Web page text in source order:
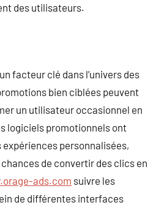
des utilisateurs.
facteur clé dans l’univers des
bien ciblées peuvent
un utilisateur occasionnel en
logiciels promotionnels ont
personnalisées,
de convertir des clics en
ads.com suivre les
de différentes interfaces